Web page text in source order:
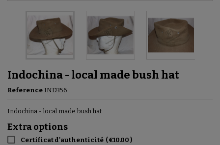
Indochina - local made bush hat
Reference IND356
Indochina - local made bush hat
Extra options
Certificat d'authenticité ( €10.00 )